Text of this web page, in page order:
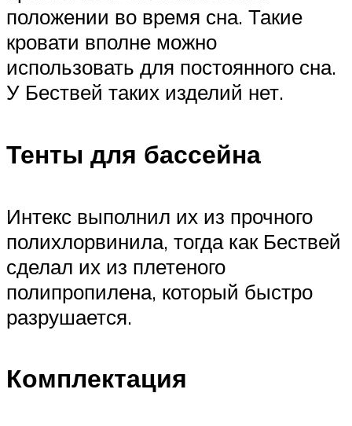
положении во время сна. Такие
кровати вполне можно
использовать для постоянного сна.
У Бествей таких изделий нет.
Тенты для бассейна
Интекс выполнил их из прочного
полихлорвинила, тогда как Бествей
сделал их из плетеного
полипропилена, который быстро
разрушается.
Комплектация